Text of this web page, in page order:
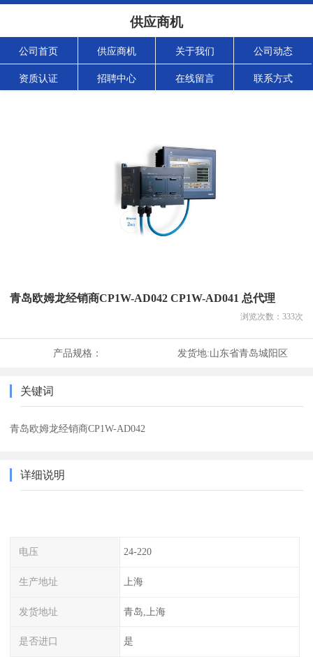
供应商机
公司首页 供应商机 关于我们 公司动态
资质认证 招聘中心 在线留言 联系方式
青岛欧姆龙经销商CP1W-AD042 CP1W-AD041 总代理
浏览次数： 333次
产品规格： 发货地:山东省青岛城阳区
关键词
青岛欧姆龙经销商CP1W-AD042
详细说明
电压 24-220
生产地址 上海
发货地址 青岛,上海
是否进口 是